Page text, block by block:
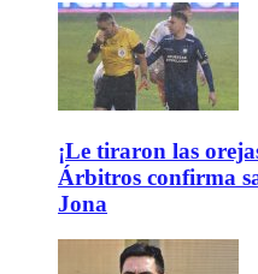
¡Le tiraron las
Árbitros confirma
Jona